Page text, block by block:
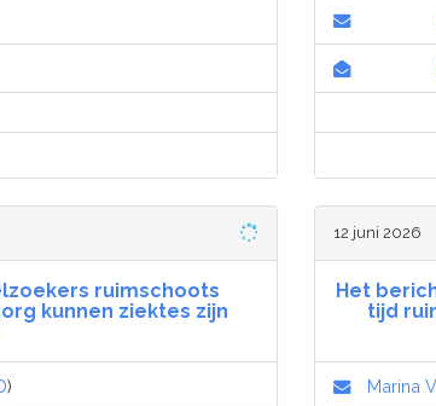
ruimschoots
kunnen ziektes zijn
)
12 juni 2026
Het
tijd
Marina